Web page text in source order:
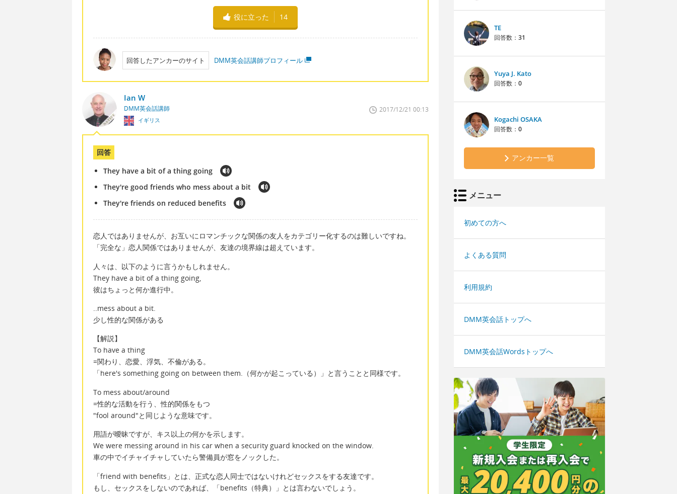
役に立った 14
回答したアンカーのサイト DMM英会話講師プロフィール
Ian W
DMM英会話講師
イギリス
2017/12/21 00:13
回答
They have a bit of a thing going
They're good friends who mess about a bit
They're friends on reduced benefits
恋人ではありませんが、お互いにロマンチックな関係の友人をカテゴリー化するのは難しいですね。
「完全な」恋人関係ではありませんが、友達の境界線は超えています。
人々は、以下のように言うかもしれません。
They have a bit of a thing going,
彼はちょっと何か進行中。
..mess about a bit.
少し性的な関係がある
【解説】
To have a thing
=関わり、恋愛、浮気、不倫がある。
「here's something going on between them.（何かが起こっている）」と言うことと同様です。
To mess about/around
=性的な活動を行う、性的関係をもつ
"fool around"と同じような意味です。
用語が曖昧ですが、キス以上の何かを示します。
We were messing around in his car when a security guard knocked on the window.
車の中でイチャイチャしていたら警備員が窓をノックした。
「friend with benefits」とは、正式な恋人同士ではないけれどセックスをする友達です。
もし、セックスをしないのであれば、「benefits（特典）」とは言わないでしょう。
TE
回答数： 31
Yuya J. Kato
回答数： 0
Kogachi OSAKA
回答数： 0
アンカー一覧
メニュー
初めての方へ
よくある質問
利用規約
DMM英会話トップへ
DMM英会話Wordsトップへ